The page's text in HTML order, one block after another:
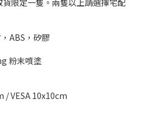
限定一隻。兩隻以上請選擇宅配
ABS，矽膠
粉末噴塗
/ VESA 10x10cm